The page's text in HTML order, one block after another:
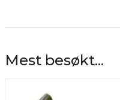
Mest besøkt...